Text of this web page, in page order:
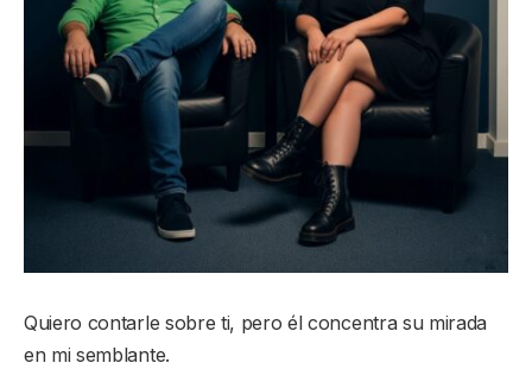
Quiero contarle sobre ti, pero él concentra su mirada
en mi semblante.